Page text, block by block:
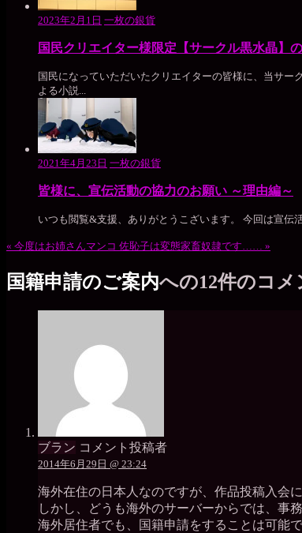
2023年2月1日 一枚の銀貨
国民クリエイター様限定【サークル黒水晶】
国民になっていただいたクリエイターの皆様に、当サ
よる小説...
2021年4月23日 一枚の銀貨
皆様に、宣伝活動の協力のお願い ～理由編～
いつも閲覧&支援、ありがとうこざいます。 今回は宣伝
« 今度はお姉さんマンコ 佐恥子は変態家畜奴隷です…… »
国籍申請のご案内への12件のコメ
ブラン コメント投稿者
2014年6月29日 @ 23:24
海外在住の日本人なのですが、作品投稿入会
しかし、どうも海外のサーバーからでは、事
海外居住者でも、国籍申請をすることは可能